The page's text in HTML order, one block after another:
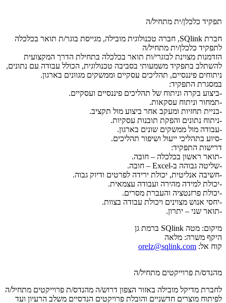
תפקיד כלכלן/ית מתחיל/ה
חברת SQlink, חברה טכנולוגית מובילה, מגייסת בוגר/ת תואר בכלכלה
לתפקיד כלכלן/ית מתחיל/ה
הזדמנות מצוינת לבוגרי/ות תואר בכלכלה בתחילת הדרך המקצועית
להשתלב בתפקיד משמעותי בסביבה טכנולוגית, הכולל עבודה עם נתונים,
ניתוחים פיננסיים, תהליכים עסקיים וממשקים מגוונים בארגון.
במסגרת התפקיד:
-ביצוע בקרה וניתוח של תהליכים פיננסיים ועסקיים.
-תמחור וניתוח עסקאות.
-בניית תחזיות ומעקב אחר ביצוע מול תקציב.
-ניתוח נתונים והפקת תובנות עסקיות.
-עבודה מול ממשקים שונים בארגון.
-סיוע בתהליכי ייעול ושיפור תהליכים.
דרישות התפקיד:
-תואר ראשון בכלכלה – חובה.
-שליטה גבוהה ב-Excel – חובה.
-חשיבה אנליטית, יכולת ירידה לפרטים ודיוק גבוה.
-יכולת למידה מהירה ועבודה עצמאית.
-יכולת פרזנטציה והעברת מסרים.
-יחסי אנוש מצוינים ויכולת עבודה בצוות.
-תואר שני – יתרון.
מיקום: מטה SQlink ברמת גן
היקף משרה: מלאה
קוח אל: orelz@sqlink.com
מהנדס/ת פרוייקטים מתחיל/ה
לחברת מדיקל מובילה באזור הצפון דרוש/ה מהנדס/ת פרוייקטים מתחיל/ה
לפיתוח מוצרים חדשניים והובלת פרויקטים הנדסיים משלב הרעיון ועד